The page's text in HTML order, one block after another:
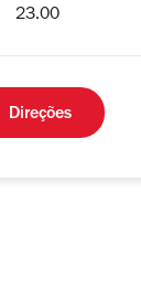
23.00
Direções